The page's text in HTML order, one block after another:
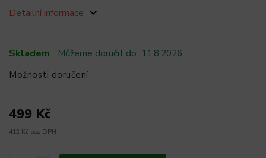
Skladem Můžeme doručit do: 11.8.2026
Možnosti doručení
499 Kč
412 Kč bez DPH
Detailní informace